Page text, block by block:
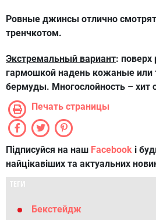
Ровные джинсы отлично
тренчкотом.
Экстремальный вариант:
гармошкой надень кожаные
бермуды. Многослойность – хит
Печать страницы
Підписуйся на наш Facebook і
найцікавіших та актуальних
ТЕГИ
Бекстейдж